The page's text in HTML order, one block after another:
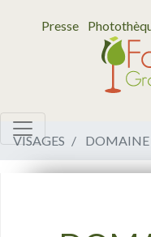
Presse
VISAGES DOMAINE